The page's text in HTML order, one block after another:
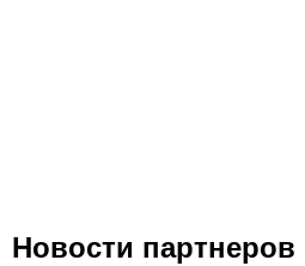
Новости партнеров